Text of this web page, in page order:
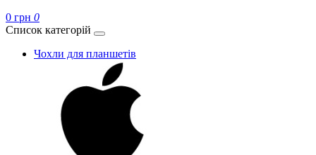
0 грн 0
Список категорій
Чохли для планшетів